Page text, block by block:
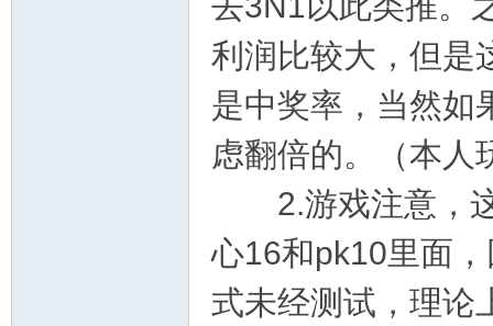
利润比较大，但是
是中奖率，当然如
虑翻倍的。（本人
2.游戏注意，这
心16和pk10里面
式未经测试，理论